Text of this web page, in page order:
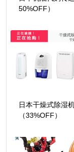
50%OFF）
日本干燥式除湿
（33%OFF）